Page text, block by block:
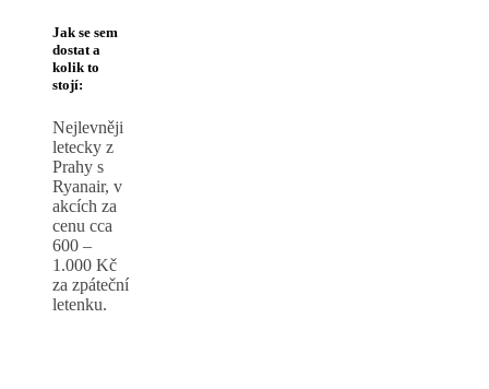
Jak se sem
dostat a
kolik to
stojí:
Nejlevněji
letecky z
Prahy s
Ryanair, v
akcích za
cenu cca
600 –
1.000 Kč
za zpáteční
letenku.